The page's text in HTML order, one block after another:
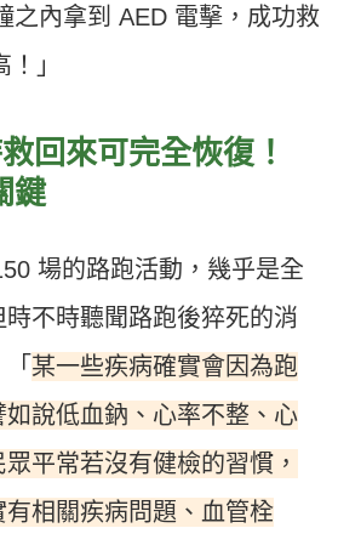
之內拿到 AED 電擊，成功救
」
回來可完全恢復！
鍵
場的路跑活動，幾乎是全
不時聽聞路跑後猝死的消
某一些疾病確實會因為跑
說低血鈉、心率不整、心
平常若沒有健檢的習慣，
相關疾病問題、血管栓